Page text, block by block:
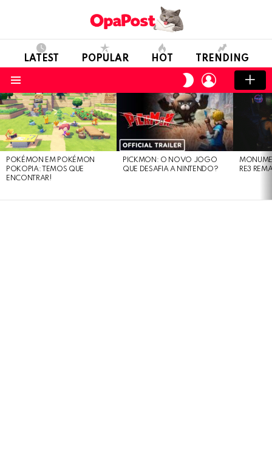
LATEST POPULAR HOT TRENDING
SWITCH
SKIN
LOGIN
LATEST
STORIES
POKÉMON EM POKÉMON
POKOPIA: TEMOS QUE
ENCONTRAR!
PICKMON: O NOVO JOGO
QUE DESAFIA A NINTENDO?
RE3